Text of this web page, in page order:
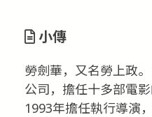
小傳
勞劍華，又名勞上政
公司，擔任十多部電
1993年擔任執行導演